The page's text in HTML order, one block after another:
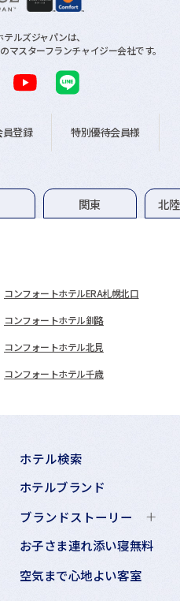
ルズジャパンは、
スターフランチャイジー会社です。
登録 特別優待会員様
関東 北
コンフォートホテルERA札幌北口
コンフォートホテル釧路
コンフォートホテル北見
コンフォートホテル千歳
ホテル検索
ホテルブランド
ブランドストーリー
お子さま連れ添い寝無料
空気まで心地よい客室